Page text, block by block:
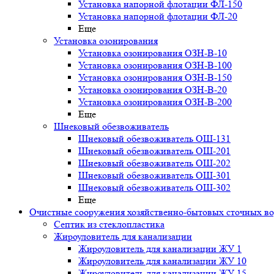
Установка напорной флотации ФЛ-150
Установка напорной флотации ФЛ-20
Еще
Установка озонирования
Установка озонирования ОЗН-В-10
Установка озонирования ОЗН-В-100
Установка озонирования ОЗН-В-150
Установка озонирования ОЗН-В-20
Установка озонирования ОЗН-В-200
Еще
Шнековый обезвоживатель
Шнековый обезвоживатель ОШ-131
Шнековый обезвоживатель ОШ-201
Шнековый обезвоживатель ОШ-202
Шнековый обезвоживатель ОШ-301
Шнековый обезвоживатель ОШ-302
Еще
Очистные сооружения хозяйственно-бытовых сточных
Септик из стеклопластика
Жироуловитель для канализации
Жироуловитель для канализации ЖУ 1
Жироуловитель для канализации ЖУ 10